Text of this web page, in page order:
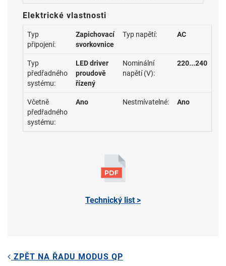
Elektrické vlastnosti
Typ
připojení:
Zapichovací
svorkovnice
Typ napětí: AC
Typ
předřadného
systému:
LED driver
proudově
řízený
Nominální
napětí (V):
220...240
Včetně
předřadného
systému:
Ano Nestmívatelné: Ano
Technický list >
ZPĚT NA ŘADU MODUS QP